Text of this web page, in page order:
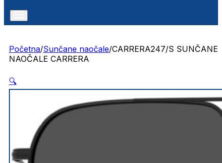
Početna/Sunčane naočale/CARRERA247/S SUNČANE
NAOČALE CARRERA
🔍